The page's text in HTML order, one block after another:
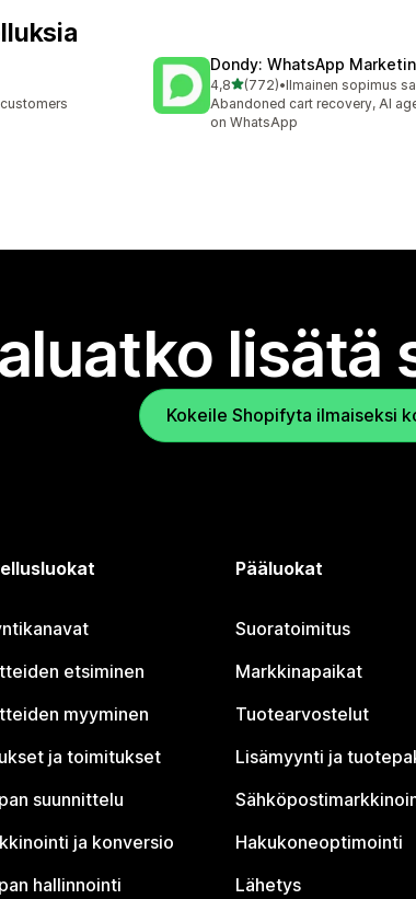
Dondy: WhatsApp
4,8/ 5 tähteä
(772)
772 arvostelua yhteensä
•Ilmainen sopimus
Abandoned cart recovery, AI
on WhatsApp
lisätä
Kokeile Shopifyta ilmaiseksi
etsiminen
myyminen
ja toimitukset
suunnittelu
ja konversio
hallinnointi
Pääluokat
Suoratoimitus
Markkinapaikat
Tuotearvostelut
Lisämyynti ja
Hakukoneoptimointi
Lähetys